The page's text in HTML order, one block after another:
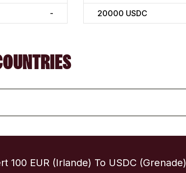
- 20000 USDC
100 EUR (Irlande) To USDC (Grenade)